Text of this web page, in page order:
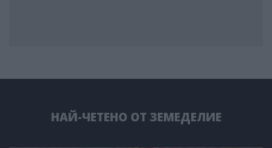
НАЙ-ЧЕТЕНО ОТ ЗЕМЕДЕЛИЕ